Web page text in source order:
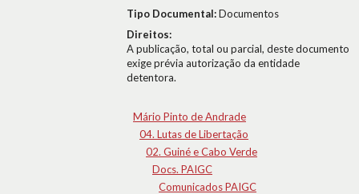
Tipo Documental:Documentos
Direitos:
A publicação, total ou parcial, deste documento
exige prévia autorização da entidade
detentora.
Mário Pinto de Andrade
04. Lutas de Libertação
02. Guiné e Cabo Verde
Docs. PAIGC
Comunicados PAIGC